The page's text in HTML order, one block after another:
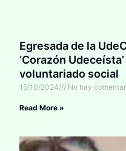
Egresada de la
‘Corazón
voluntariado social
15/10/2024 No hay
Read More »